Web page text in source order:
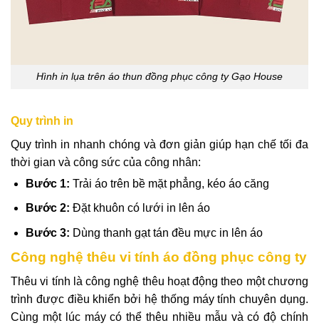
Hình in lụa trên áo thun đồng phục công ty Gạo House
Quy trình in
Quy trình in nhanh chóng và đơn giản giúp hạn chế tối đa
thời gian và công sức của công nhân:
Bước 1: Trải áo trên bề mặt phẳng, kéo áo căng
Bước 2: Đặt khuôn có lưới in lên áo
Bước 3: Dùng thanh gạt tán đều mực in lên áo
Công nghệ thêu vi tính áo đồng phục công ty
Thêu vi tính là công nghệ thêu hoạt động theo một chương
trình được điều khiển bởi hệ thống máy tính chuyên dụng.
Cùng một lúc máy có thể thêu nhiều mẫu và có độ chính